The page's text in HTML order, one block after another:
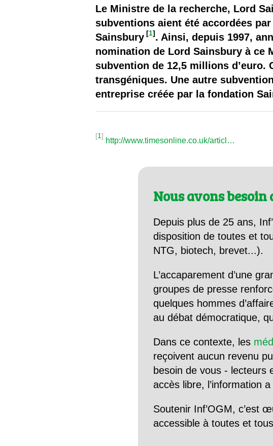
Il y a
Quels sont les
Le Ministre de la recherche, Lord
subventions aient été accordées
Sainsbury [1]. Ainsi, depuis 1997,
nomination de Lord Sainsbury à ce
subvention de 12,5 millions
transgéniques. Une autre
entreprise créée par la fondation
[1]
http://www.timesonline.co.uk/articl…
Nous avons besoin
Depuis plus de 25 ans,
disposition de toutes et
NTG, biotech, brevet...).
L’accaparement d’une
groupes de presse
quelques hommes
au débat démocratique,
Dans ce contexte, les
reçoivent aucun revenu
besoin de vous - lecteurs
accès libre, l’information
Soutenir Inf’OGM, c’est
accessible à toutes et